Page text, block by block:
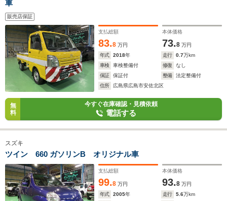
車
販売店保証
支払総額
83.8 万円
本体価格
73.8 万円
年式
2018年 走行 0.7万km
車検
車検整備付 修復
なし
保証
保証付 整備
法定整備付
住所
広島県広島市安佐北区
無
料
今すぐ在庫確認・見積依頼
電話する
スズキ
ツイン 660 ガソリンB オリジナル車
支払総額
99.8 万円
本体価格
93.8 万円
年式
2005年 走行 5.6万km